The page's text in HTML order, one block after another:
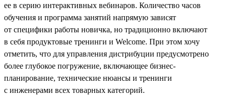
ее в серию интерактивных вебинаров. Количество часов
обучения и программа занятий напрямую зависят
от специфики работы новичка, но традиционно включают
в себя продуктовые тренинги и Welcome. При этом хочу
отметить, что для управления дистрибуции предусмотрено
более глубокое погружение, включающее бизнес-
планирование, технические нюансы и тренинги
с инженерами всех товарных категорий.